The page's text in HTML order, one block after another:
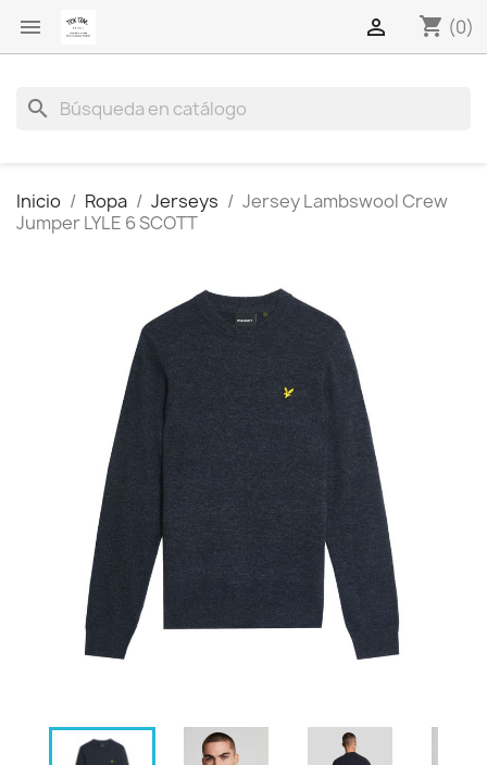
 shopping_cart (0)

search
Inicio Ropa Jerseys
Jersey Lambswool Crew
Jumper LYLE 6 SCOTT